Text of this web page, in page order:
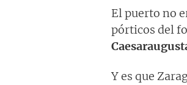
El puerto no
pórticos del
Y es que